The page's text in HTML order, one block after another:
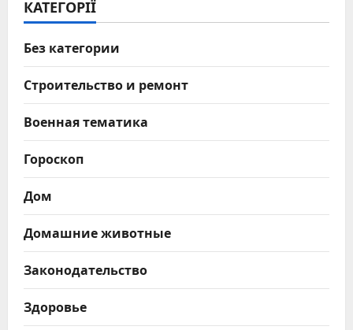
КАТЕГОРІЇ
Без категории
Строительство и ремонт
Военная тематика
Гороскоп
Дом
Домашние животные
Законодательство
Здоровье